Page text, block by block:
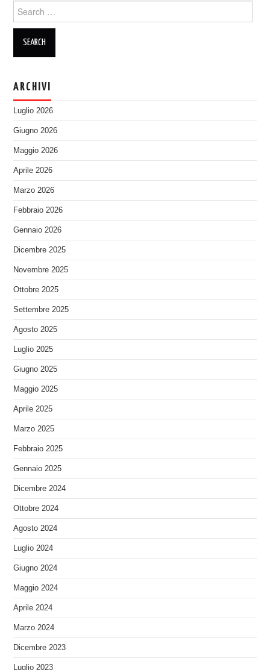
Search
for:
ARCHIVI
Luglio 2026
Giugno 2026
Maggio 2026
Aprile 2026
Marzo 2026
Febbraio 2026
Gennaio 2026
Dicembre 2025
Novembre 2025
Ottobre 2025
Settembre 2025
Agosto 2025
Luglio 2025
Giugno 2025
Maggio 2025
Aprile 2025
Marzo 2025
Febbraio 2025
Gennaio 2025
Dicembre 2024
Ottobre 2024
Agosto 2024
Luglio 2024
Giugno 2024
Maggio 2024
Aprile 2024
Marzo 2024
Dicembre 2023
Luglio 2023